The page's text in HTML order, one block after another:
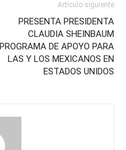
Artículo siguiente
PRESENTA PRESIDENTA
CLAUDIA SHEINBAUM
PROGRAMA DE APOYO PARA
LAS Y LOS MEXICANOS EN
ESTADOS UNIDOS